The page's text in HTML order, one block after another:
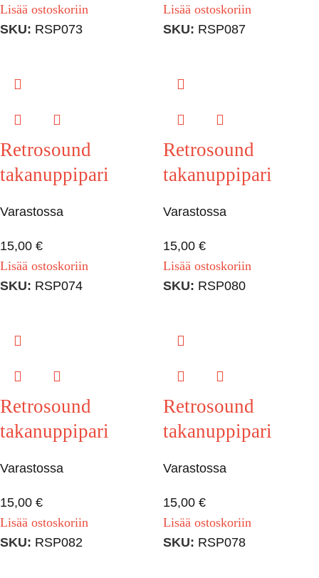
Lisää ostoskoriin
SKU: RSP073
Lisää ostoskoriin
SKU: RSP087
Retrosound
takanuppipari
Varastossa
15,00 €
Lisää ostoskoriin
SKU: RSP074
Retrosound
takanuppipari
Varastossa
15,00 €
Lisää ostoskoriin
SKU: RSP080
Retrosound
takanuppipari
Varastossa
15,00 €
Lisää ostoskoriin
SKU: RSP082
Retrosound
takanuppipari
Varastossa
15,00 €
Lisää ostoskoriin
SKU: RSP078